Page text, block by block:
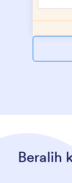
Beralih